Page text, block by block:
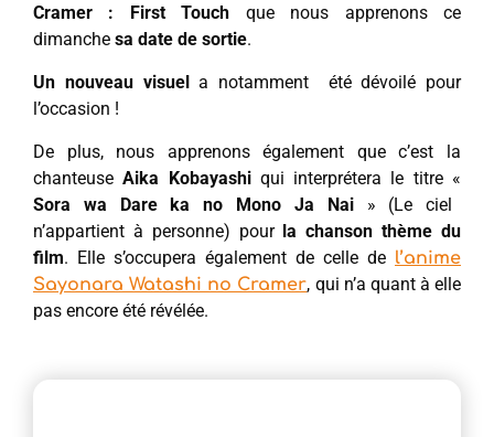
Cramer : First Touch que nous apprenons ce
dimanche sa date de sortie.
Un nouveau visuela notamment été dévoilé pour
l’occasion !
De plus, nous apprenons également que c’est la
chanteuseAika Kobayashiqui interprétera le titre «
Sora wa Dare ka no Mono Ja Nai» (Le ciel
n’appartient à personne) pour la chanson thème du
film. Elle s’occupera également de celle de l’anime
Sayonara Watashi no Cramer, qui n’a quant à elle
pas encore été révélée.